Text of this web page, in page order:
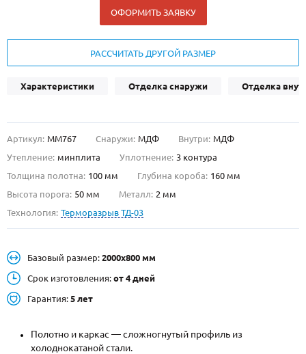
О НАС
Металлические двери от производителя с доставкой и установкой в
НАЙТИ:
INFO@META-M.RU
ОФОРМИТЬ ЗАЯВКУ
РАССЧИТАТЬ ДРУГОЙ РАЗМЕР
Характеристики Отделка снаружи Отделка
Артикул: ММ767 Снаружи: МДФ Внутри: МДФ
Утепление: минплита Уплотнение: 3 контура
Толщина полотна: 100 мм Глубина короба: 160 мм
Высота порога: 50 мм Металл: 2 мм
Технология: Терморазрыв ТД-03
Базовый размер: 2000х800 мм
Срок изготовления: от 4 дней
Гарантия: 5 лет
Полотно и каркас — сложногнутый профиль из
холоднокатаной стали.